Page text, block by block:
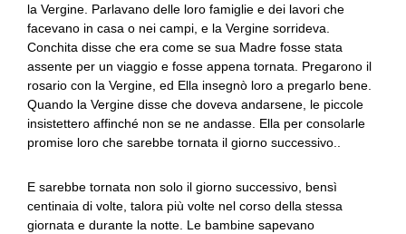
la Vergine. Parlavano delle loro famiglie e dei lavori che
facevano in casa o nei campi, e la Vergine sorrideva.
Conchita disse che era come se sua Madre fosse stata
assente per un viaggio e fosse appena tornata. Pregarono il
rosario con la Vergine, ed Ella insegnò loro a pregarlo bene.
Quando la Vergine disse che doveva andarsene, le piccole
insistettero affinché non se ne andasse. Ella per consolarle
promise loro che sarebbe tornata il giorno successivo..
E sarebbe tornata non solo il giorno successivo, bensì
centinaia di volte, talora più volte nel corso della stessa
giornata e durante la notte. Le bambine sapevano